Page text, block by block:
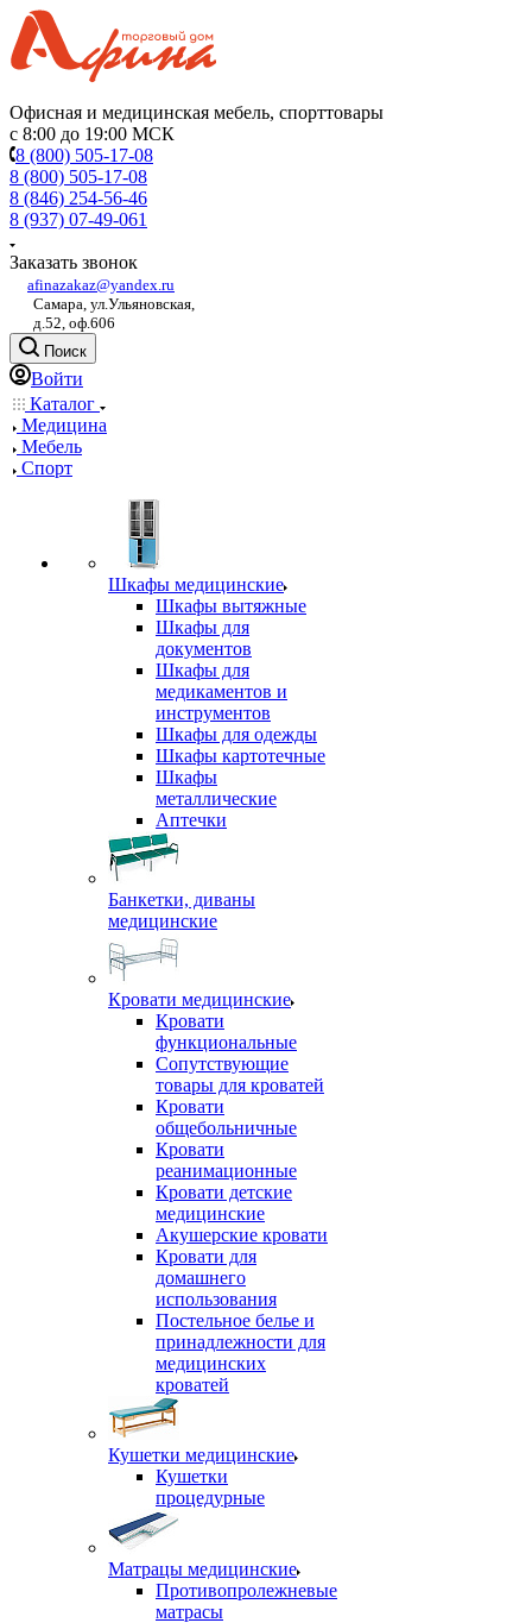
Офисная и медицинская мебель, спорттовары
с 8:00 до 19:00 МСК
8 (800) 505-17-08
8 (800) 505-17-08
8 (846) 254-56-46
8 (937) 07-49-061
Заказать звонок
afinazakaz@yandex.ru
Самара, ул.Ульяновская,
д.52, оф.606
Поиск
Войти
Каталог
Медицина
Мебель
Спорт
Шкафы медицинские
Шкафы вытяжные
Шкафы для
документов
Шкафы для
медикаментов и
инструментов
Шкафы для одежды
Шкафы картотечные
Шкафы
металлические
Аптечки
Банкетки, диваны
медицинские
Кровати медицинские
Кровати
функциональные
Сопутствующие
товары для кроватей
Кровати
общебольничные
Кровати
реанимационные
Кровати детские
медицинские
Акушерские кровати
Кровати для
домашнего
использования
Постельное белье и
принадлежности для
медицинских
кроватей
Кушетки медицинские
Кушетки
процедурные
Матрацы медицинские
Противопролежневые
матрасы